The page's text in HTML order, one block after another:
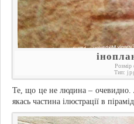
Розмір
Тип:
Те, що це не людина – очевидно.
якась частина ілюстрації в